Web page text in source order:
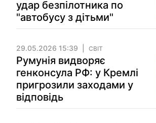
удар безпілотника по
"автобусу з дітьми"
29.05.2026 15:39 СВІТ
Румунія видворяє
генконсула РФ: у Кремлі
пригрозили заходами у
відповідь